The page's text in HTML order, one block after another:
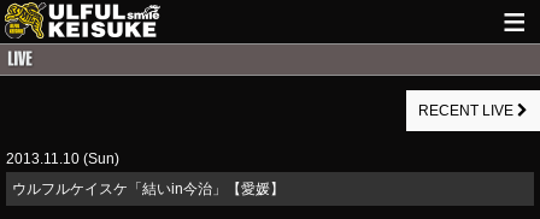
GUITAR WORKS
RECENT LIVE
2013.11.10 (Sun)
ウルフルケイスケ「結いin今治」【愛媛】